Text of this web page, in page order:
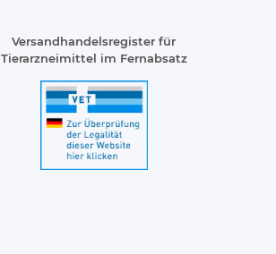
Versandhandelsregister für
Tierarzneimittel im Fernabsatz